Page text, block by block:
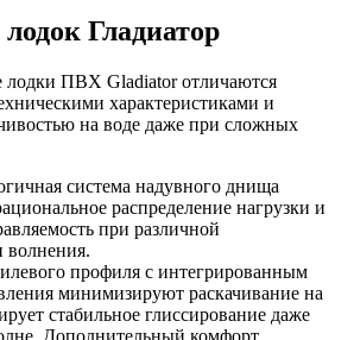
Гладиатор
ПВХ Gladiator отличаются
характеристиками и
на воде даже при сложных
система надувного днища
распределение нагрузки и
при различной
волнения.
профиля с интегрированным
минимизируют раскачивание на
стабильное глиссирование даже
Дополнительный комфорт